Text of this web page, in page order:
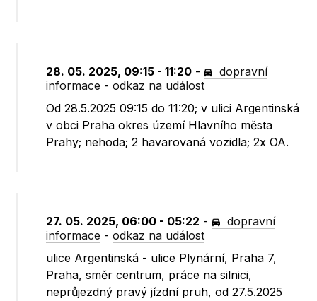
28. 05. 2025, 09:15 - 11:20 -
dopravní
informace -odkaz na událost
Od 28.5.2025 09:15 do 11:20; v ulici Argentinská
v obci Praha okres území Hlavního města
Prahy; nehoda; 2 havarovaná vozidla; 2x OA.
27. 05. 2025, 06:00 - 05:22 -
dopravní
informace -odkaz na událost
ulice Argentinská - ulice Plynární, Praha 7,
Praha, směr centrum, práce na silnici,
neprůjezdný pravý jízdní pruh, od 27.5.2025